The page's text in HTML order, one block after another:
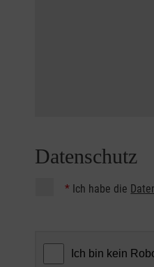
Datenschutz
* Ich habe die